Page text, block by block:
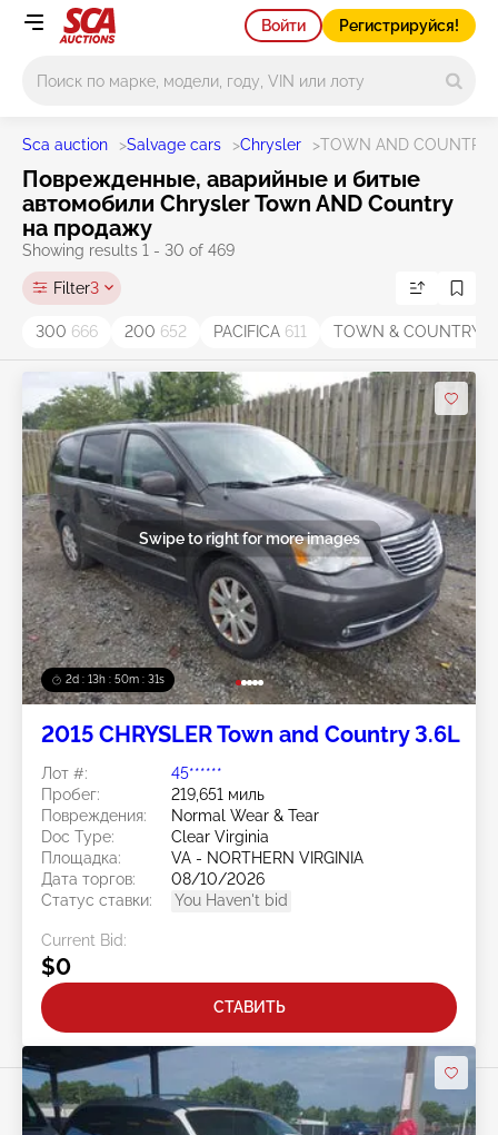
Войти Регистрируйся!
Sca auction >Salvage cars >Chrysler >TOWN AND COUNTRY
Поврежденные, аварийные и битые
автомобили Chrysler Town AND Country
на продажу
Showing results 1 - 30 of 469
Filter3
300 666 200 652 PACIFICA 611 TOWN & COUNTRY
2d : 13h : 50m : 28s
Swipe to right for more images
2015 CHRYSLER Town and Country 3.6L
Лот #:
45******
Пробег:
219,651 миль
Повреждения:
Normal Wear & Tear
Doc Type:
Clear Virginia
Площадка:
VA - NORTHERN VIRGINIA
Дата торгов:
08/10/2026
Статус ставки:
You Haven't bid
Current Bid:
$0
СТАВИТЬ